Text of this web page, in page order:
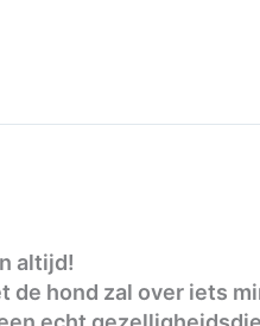
altijd!
de hond zal over iets